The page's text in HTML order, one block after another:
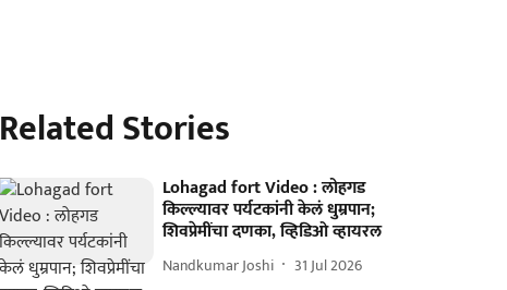
Related Stories
Lohagad fort Video : लोहगड
किल्ल्यावर पर्यटकांनी केलं धुम्रपान;
शिवप्रेमींचा दणका, व्हिडिओ व्हायरल
Nandkumar Joshi 31 Jul 2026